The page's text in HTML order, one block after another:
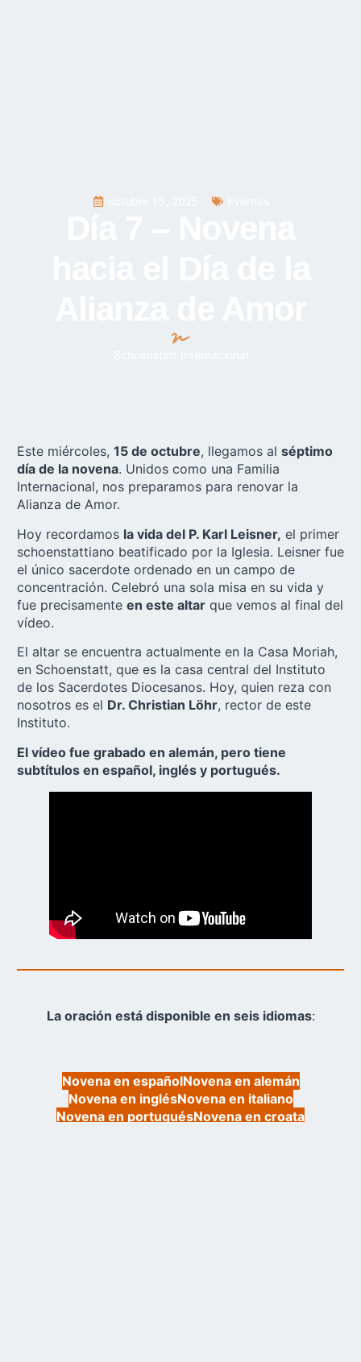
Este miércoles, 15 de octubre, llegamos al séptimo
día de la novena. Unidos como una Familia
Internacional, nos preparamos para renovar la
Alianza de Amor.
Hoy recordamos la vida del P. Karl Leisner, el primer
schoenstattiano beatificado por la Iglesia. Leisner fue
el único sacerdote ordenado en un campo de
concentración. Celebró una sola misa en su vida y
fue precisamente en este altar que vemos al final del
vídeo.
El altar se encuentra actualmente en la Casa Moriah,
en Schoenstatt, que es la casa central del Instituto
de los Sacerdotes Diocesanos. Hoy, quien reza con
nosotros es el Dr. Christian Löhr, rector de este
Instituto.
El vídeo fue grabado en alemán, pero tiene
subtítulos en español, inglés y portugués.
La oración está disponible en seis idiomas:
Novena en españolNovena en alemán
Novena en inglésNovena en italiano
Novena en portuguésNovena en croata